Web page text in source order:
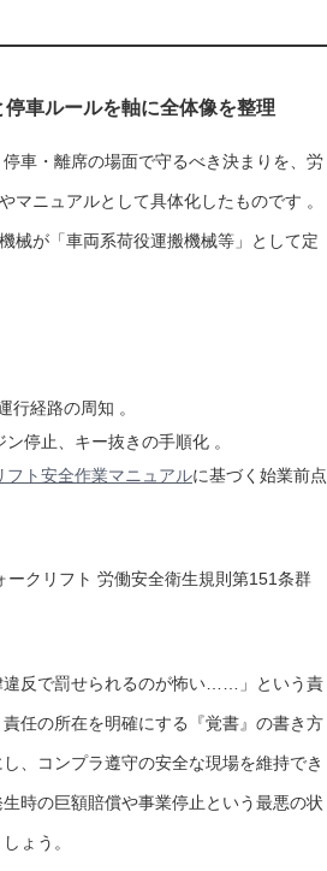
車ルールを軸に全体像を整理
車・離席の場面で守るべき決まりを、労
ニュアルとして具体化したものです 。
械が「車両系荷役運搬機械等」として定
行経路の周知 。
停止、キー抜きの手順化 。
フト安全作業マニュアルに基づく始業前点
クリフト 労働安全衛生規則第151条群
違反で罰せられるのが怖い……」という責
任の所在を明確にする『覚書』の書き方
、コンプラ遵守の安全な現場を維持でき
時の巨額賠償や事業停止という最悪の状
ょう。